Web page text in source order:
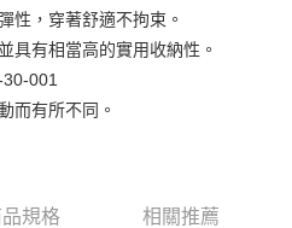
性，穿著舒適不拘束。
具有相當高的實用收納性。
001
而有所不同。
規格 相關推薦